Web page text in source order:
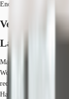
Endenergieverbrauch
Verfügbare
Lage und
Mannheim/ Lindenhof
Wohngebiete befindet
rechten Rheinufer
Hauptbahnhof. Im